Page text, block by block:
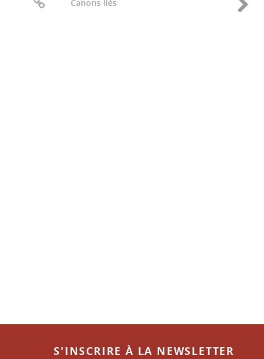
Canons liés
S'INSCRIRE À LA NEWSLETTER